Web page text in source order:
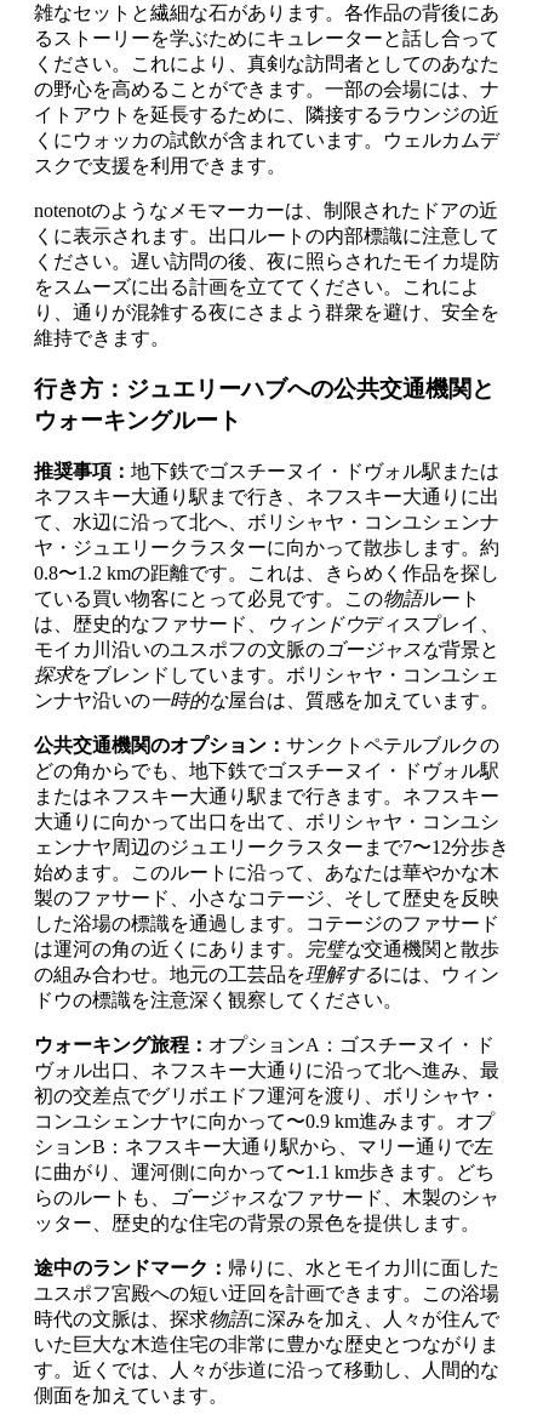
雑なセットと繊細な石があります。各作品の背後にあ
るストーリーを学ぶためにキュレーターと話し合って
ください。これにより、真剣な訪問者としてのあなた
の野心を高めることができます。一部の会場には、ナ
イトアウトを延長するために、隣接するラウンジの近
くにウォッカの試飲が含まれています。ウェルカムデ
スクで支援を利用できます。
notenotのようなメモマーカーは、制限されたドアの近
くに表示されます。出口ルートの内部標識に注意して
ください。遅い訪問の後、夜に照らされたモイカ堤防
をスムーズに出る計画を立ててください。これによ
り、通りが混雑する夜にさまよう群衆を避け、安全を
維持できます。
行き方：ジュエリーハブへの公共交通機関と
ウォーキングルート
推奨事項： 地下鉄でゴスチーヌイ・ドヴォル駅または
ネフスキー大通り駅まで行き、ネフスキー大通りに出
て、水辺に沿って北へ、ボリシャヤ・コンユシェンナ
ヤ・ジュエリークラスターに向かって散歩します。約
0.8〜1.2 kmの距離です。これは、きらめく作品を探し
ている買い物客にとって必見です。この物語ルート
は、歴史的なファサード、
ウィンドウディスプレイ、
モイカ川沿いのユスポフの文脈の ゴージャスな背景と
探求をブレンドしています。ボリシャヤ・コンユシェ
ンナヤ沿いの一時的な屋台は、質感を加えています。
公共交通機関のオプション： サンクトペテルブルクの
どの角からでも、地下鉄でゴスチーヌイ・ドヴォル駅
またはネフスキー大通り駅まで行きます。ネフスキー
大通りに向かって出口を出て、ボリシャヤ・コンユシ
ェンナヤ周辺のジュエリークラスターまで7〜12分歩き
始めます。このルートに沿って、あなたは華やかな木
製のファサード、小さなコテージ、そして歴史を反映
した浴場の標識を通過します。コテージのファサード
は運河の角の近くにあります。
完璧な交通機関と散歩
の組み合わせ。地元の工芸品を理解するには、ウィン
ドウの標識を注意深く観察してください。
ウォーキング旅程： オプションA：ゴスチーヌイ・ド
ヴォル出口、ネフスキー大通りに沿って北へ進み、最
初の交差点でグリボエドフ運河を渡り、ボリシャヤ・
コンユシェンナヤに向かって〜0.9 km進みます。オプ
ションB：ネフスキー大通り駅から、マリー通りで左
に曲がり、運河側に向かって〜1.1 km歩きます。どち
らのルートも、
ゴージャスなファサード、木製のシャ
ッター、歴史的な住宅の背景の景色を提供します。
途中のランドマーク： 帰りに、水とモイカ川に面した
ユスポフ宮殿への短い迂回を計画できます。この浴場
時代の文脈は、探求物語に深みを加え、人々が住んで
いた巨大な木造住宅の非常に豊かな歴史とつながりま
す。近くでは、人々が歩道に沿って移動し、人間的な
側面を加えています。